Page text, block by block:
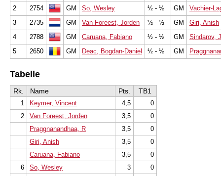
2
2754 GM So, Wesley ½ - ½ GM
Vachier-
3
2735 GM Van Foreest, Jorden ½ - ½ GM
Giri, Anish
4
2788 GM Caruana, Fabiano ½ - ½ GM
Sindarov,
5
2650 GM Deac, Bogdan-Daniel ½ - ½ GM
Tabelle
Rk. Name Pts. TB1
1 Keymer, Vincent 4,5
0
2
Van Foreest, Jorden 3,5
0
Praggnanandhaa, R
3,5
0
Giri, Anish
3,5
0
Caruana, Fabiano
3,5
0
6
So, Wesley 3
0